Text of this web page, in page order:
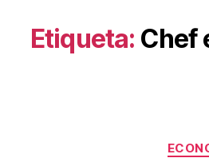
Etiqueta: Chef